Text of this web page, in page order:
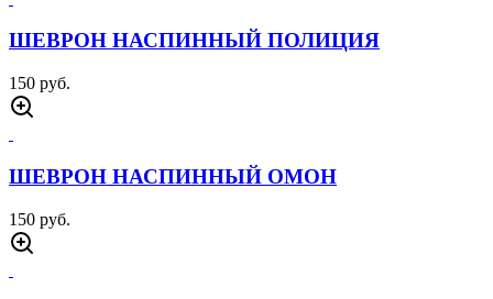
ШЕВРОН НАСПИННЫЙ ПОЛИЦИЯ
150 руб.
ШЕВРОН НАСПИННЫЙ ОМОН
150 руб.